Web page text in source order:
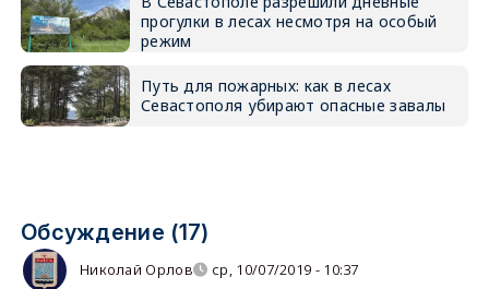
прогулки в лесах несмотря на особый
режим
Путь для пожарных: как в лесах
Севастополя убирают опасные завалы
Обсуждение (17)
Николай Орлов ср, 10/07/2019 - 10:37